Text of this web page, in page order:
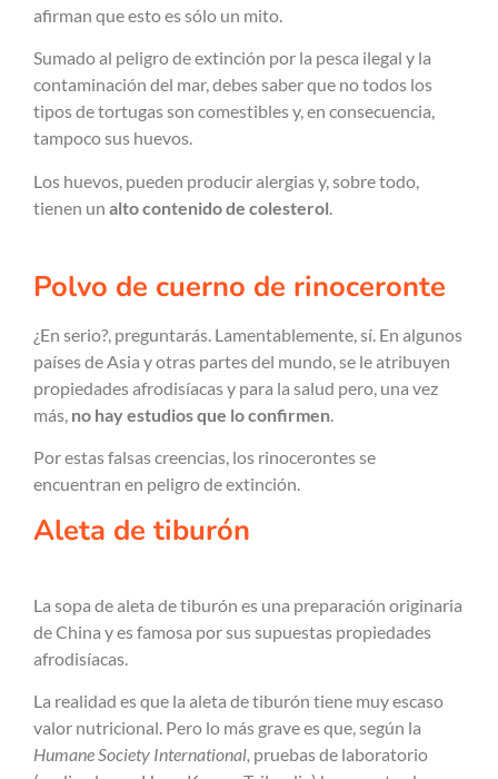
afirman que esto es sólo un mito.
Sumado al peligro de extinción por la pesca ilegal y la
contaminación del mar, debes saber que no todos los
tipos de tortugas son comestibles y, en consecuencia,
tampoco sus huevos.
Los huevos, pueden producir alergias y, sobre todo,
tienen un alto contenido de colesterol
Polvo de cuerno de rinoceronte
¿En serio?, preguntarás. Lamentablemente, sí. En algunos
países de Asia y otras partes del mundo, se le atribuyen
propiedades afrodisíacas y para la salud pero, una vez
más, no hay estudios que lo confirmen.
Por estas falsas creencias, los rinocerontes se
encuentran en peligro de extinción.
Aleta de tiburón
La sopa de aleta de tiburón es una preparación originaria
de China y es famosa por sus supuestas propiedades
afrodisíacas.
La realidad es que la aleta de tiburón tiene muy escaso
valor nutricional. Pero lo más grave es que, según la
Humane Society International, pruebas de laboratorio